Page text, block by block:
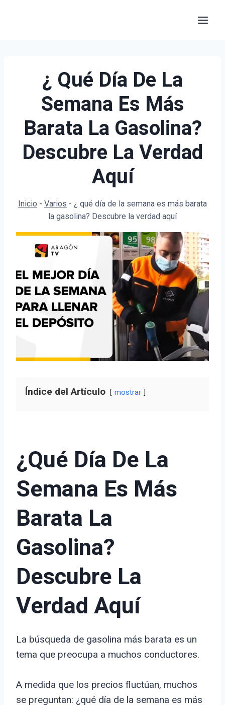
¿ Qué Día De La
Semana Es Más
Barata La Gasolina?
Descubre La Verdad
Aquí
Inicio - Varios - ¿ qué día de la semana es más barata
la gasolina? Descubre la verdad aquí
Índice del Artículo mostrar
¿Qué Día De La
Semana Es Más
Barata La
Gasolina?
Descubre La
Verdad Aquí
La búsqueda de gasolina más barata es un
tema que preocupa a muchos conductores.
A medida que los precios fluctúan, muchos
se preguntan: ¿qué día de la semana es más